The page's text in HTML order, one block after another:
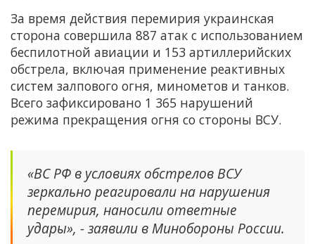
За время действия перемирия украинская
сторона совершила 887 атак с использованием
беспилотной авиации и 153 артиллерийских
обстрела, включая применение реактивных
систем залпового огня, минометов и танков.
Всего зафиксировано 1 365 нарушений
режима прекращения огня со стороны ВСУ.
«ВС РФ в условиях обстрелов ВСУ
зеркально реагировали на нарушения
перемирия, наносили ответные
удары», - заявили в Минобороны России.